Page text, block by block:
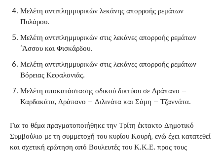
Μελέτη αντιπλημμυρικών λεκάνης απορροής ρεμάτων
Πυλάρου.
Μελέτη αντιπλημμυρικών στις λεκάνες απορροής ρεμάτων
‘Άσσου και Φισκάρδου.
Μελέτη αντιπλημμυρικών στις λεκάνες απορροής ρεμάτων
Βόρειας Κεφαλονιάς.
Μελέτη αποκατάστασης οδικού δικτύου σε Δράπανο –
Καρδακάτα, Δράπανο – Διλινάτα και Σάμη – Τζαννάτα.
Για το θέμα πραγματοποιήθηκε την Τρίτη έκτακτο Δημοτικό
Συμβούλιο με τη συμμετοχή του κυρίου Κουρή, ενώ έχει κατατεθεί
και σχετική ερώτηση από Βουλευτές του Κ.Κ.Ε. προς τους